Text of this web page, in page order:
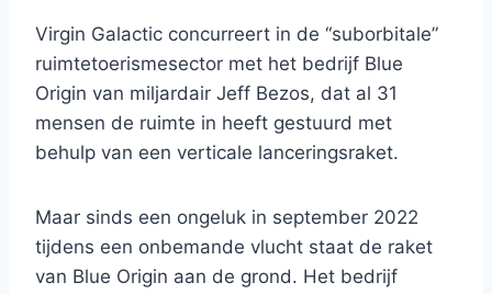
Virgin Galactic concurreert in de “suborbitale”
ruimtetoerismesector met het bedrijf Blue
Origin van miljardair Jeff Bezos, dat al 31
mensen de ruimte in heeft gestuurd met
behulp van een verticale lanceringsraket.
Maar sinds een ongeluk in september 2022
tijdens een onbemande vlucht staat de raket
van Blue Origin aan de grond. Het bedrijf